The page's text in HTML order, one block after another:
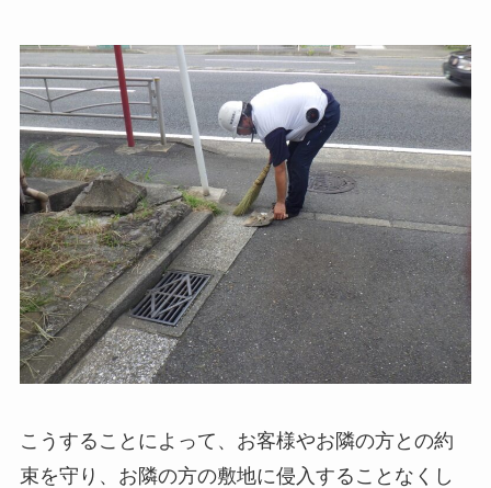
こうすることによって、お客様やお隣の方との約
束を守り、お隣の方の敷地に侵入することなくし